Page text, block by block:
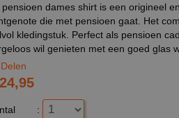
pensioen dames shirt is een origineel
die met pensioen gaat. Het
kledingstuk. Perfect als pensioen
wil genieten met een goed glas
Delen
: